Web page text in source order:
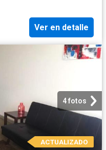
Ver en detalle
4 fotos
ACTUALIZADO